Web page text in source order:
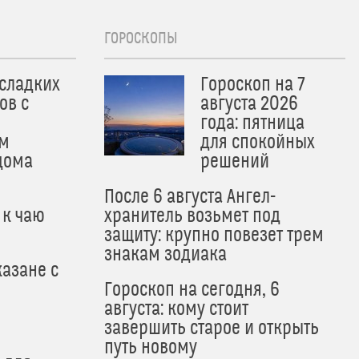
с
чаю
с
ГОРОСКОПЫ
Гороскоп на 7
августа 2026
года: пятница
для спокойных
решений
После 6 августа Ангел-
хранитель возьмет под
защиту: крупно повезет трем
знакам зодиака
Гороскоп на сегодня, 6
августа: кому стоит
завершить старое и открыть
путь новому